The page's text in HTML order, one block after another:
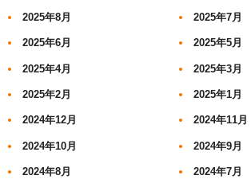
2025年8月 2025年7月
2025年6月 2025年5月
2025年4月 2025年3月
2025年2月 2025年1月
2024年12月 2024年11月
2024年10月 2024年9月
2024年8月 2024年7月